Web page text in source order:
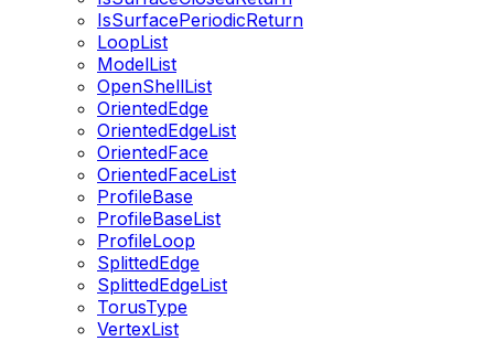
IsSurfacePeriodicReturn
LoopList
ModelList
OpenShellList
OrientedEdge
OrientedEdgeList
OrientedFace
OrientedFaceList
ProfileBase
ProfileBaseList
ProfileLoop
SplittedEdge
SplittedEdgeList
TorusType
VertexList